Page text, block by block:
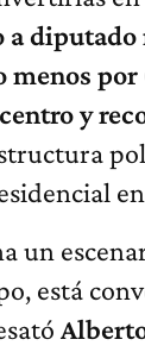
a
menos
y
un
está